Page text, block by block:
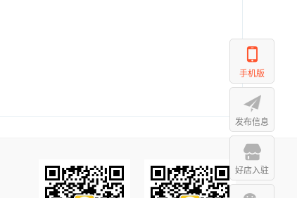
手机版
发布信息
好店入驻